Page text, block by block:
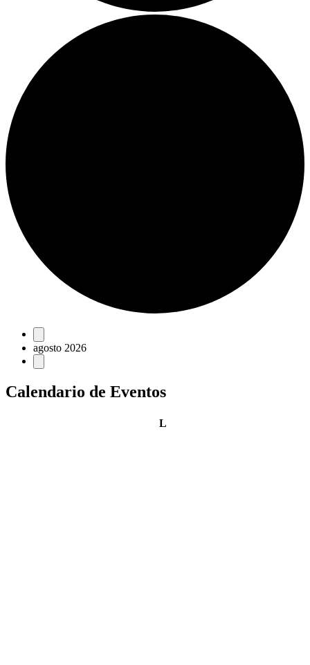
Eventos
agosto 2026
Calendario de Eventos
Llunes